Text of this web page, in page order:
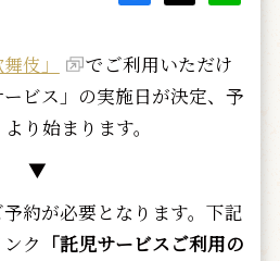
伎」
でご利用いただけ
ビス」の実施日が決定、予
り始まります。
▼
約が必要となります。下記
ク 「託児サービスご利用の